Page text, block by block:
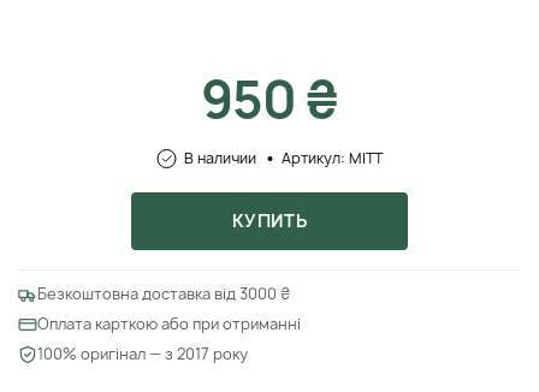
950 ₴
В наличии Артикул: MITT
КУПИТЬ
Безкоштовна доставка від 3000 ₴
Оплата карткою або при отриманні
100% оригінал — з 2017 року